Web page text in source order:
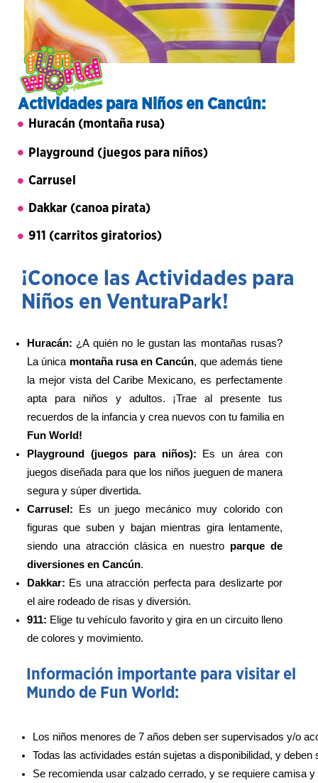
Actividades para Niños en Cancún:
Huracán (montaña rusa)
Playground (juegos para niños)
Carrusel
Dakkar (canoa pirata)
911 (carritos giratorios)
¡Conoce las Actividades para
Niños en VenturaPark!
Huracán: ¿A quién no le gustan las montañas rusas?
La única montaña rusa en Cancún, que además tiene
la mejor vista del Caribe Mexicano, es perfectamente
apta para niños y adultos. ¡Trae al presente tus
Fun World!
Playground (juegos para niños):
Es un área con
juegos diseñada para que los niños jueguen de manera
segura y súper divertida.
Carrusel: Es un juego mecánico muy colorido con
figuras que suben y bajan mientras gira lentamente,
siendo una atracción clásica en nuestro parque de
diversiones en Cancún.
Dakkar: Es una atracción perfecta para deslizarte por
el aire rodeado de risas y diversión.
911: Elige tu vehículo favorito y gira en un circuito lleno
de colores y movimiento.
Información importante para visitar el
Mundo de Fun World:
Los niños menores de 7 años deben ser supervisados y/o
Todas las actividades están sujetas a disponibilidad, y
Se recomienda usar calzado cerrado, y se requiere camisa